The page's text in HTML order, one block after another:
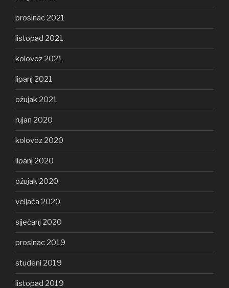
prosinac 2021
listopad 2021
kolovoz 2021
lipanj 2021
ožujak 2021
rujan 2020
kolovoz 2020
lipanj 2020
ožujak 2020
veljača 2020
siječanj 2020
prosinac 2019
studeni 2019
listopad 2019